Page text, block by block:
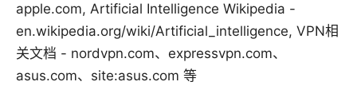
apple.com, Artificial Intelligence Wikipedia -
en.wikipedia.org/wiki/Artificial_intelligence, VPN相
关文档 - nordvpn.com、expressvpn.com、
asus.com、site:asus.com 等